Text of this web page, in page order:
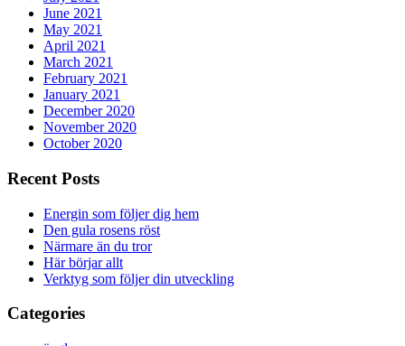
June 2021
May 2021
April 2021
March 2021
February 2021
January 2021
December 2020
November 2020
October 2020
Recent Posts
Energin som följer dig hem
Den gula rosens röst
Närmare än du tror
Här börjar allt
Verktyg som följer din utveckling
Categories